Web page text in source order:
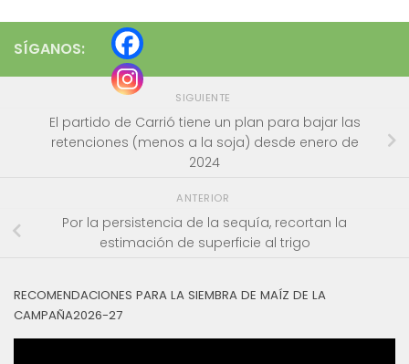
SÍGANOS:
SIGUIENTE
El partido de Carrió tiene un plan para bajar las
retenciones (menos a la soja) desde enero de
2024
ANTERIOR
Por la persistencia de la sequía, recortan la
estimación de superficie al trigo
RECOMENDACIONES PARA LA SIEMBRA DE MAÍZ DE LA
CAMPAÑA2026-27